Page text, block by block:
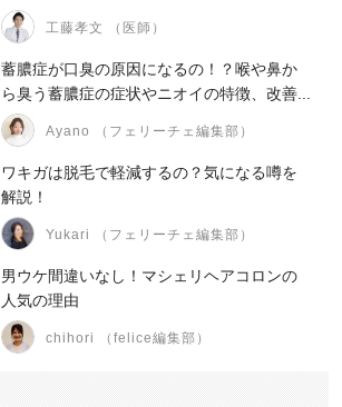
工藤孝文 （医師）
蓄膿症が口臭の原因になるの！？喉や鼻か
ら臭う蓄膿症の症状やニオイの特徴、改善...
Ayano （フェリーチェ編集部）
ワキガは脱毛で軽減するの？気になる噂を
解説！
Yukari （フェリーチェ編集部）
男ウケ間違いなし！マシェリヘアコロンの
人気の理由
chihori （felice編集部）